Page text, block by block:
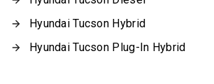
Hyundai Tucson Hybrid
Hyundai Tucson Plug-In Hybrid